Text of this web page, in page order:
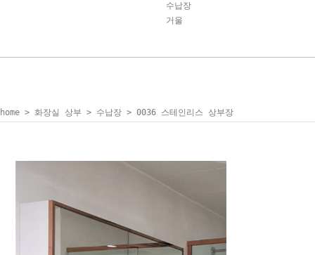
수납장
거울
home > 화장실 상부 > 수납장 > 0036 스테인리스 상부장